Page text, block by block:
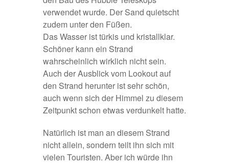
verwendet wurde. Der Sand quietscht
zudem unter den Füßen.
Das Wasser ist türkis und kristallklar.
Schöner kann ein Strand
wahrscheinlich wirklich nicht sein.
Auch der Ausblick vom Lookout auf
den Strand herunter ist sehr schön,
auch wenn sich der Himmel zu diesem
Zeitpunkt schon etwas verdunkelt hatte.
Natürlich ist man an diesem Strand
nicht allein, sondern teilt ihn sich mit
vielen Touristen. Aber ich würde ihn